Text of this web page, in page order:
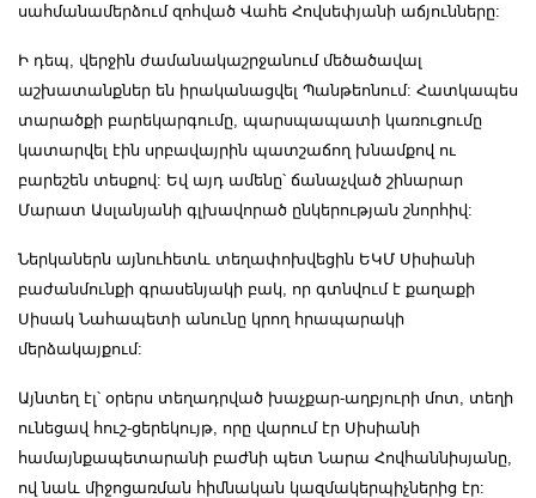
սահմանամերձում զոհված Վահե Հովսեփյանի աճյունները:
Ի դեպ, վերջին ժամանակաշրջանում մեծածավալ
աշխատանքներ են իրականացվել Պանթեոնում: Հատկապես
տարածքի բարեկարգումը, պարսպապատի կառուցումը
կատարվել էին սրբավայրին պատշաճող խնամքով ու
բարեշեն տեսքով: Եվ այդ ամենը՝ ճանաչված շինարար
Մարատ Ասլանյանի գլխավորած ընկերության շնորհիվ:
Ներկաներն այնուհետև տեղափոխվեցին ԵԿՄ Սիսիանի
բաժանմունքի գրասենյակի բակ, որ գտնվում է քաղաքի
Սիսակ Նահապետի անունը կրող հրապարակի
մերձակայքում:
Այնտեղ էլ՝ օրերս տեղադրված խաչքար-աղբյուրի մոտ, տեղի
ունեցավ հուշ-ցերեկույթ, որը վարում էր Սիսիանի
համայնքապետարանի բաժնի պետ Նարա Հովհաննիսյանը,
ով նաև միջոցառման հիմնական կազմակերպիչներից էր: